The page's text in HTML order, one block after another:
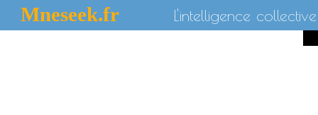
Mneseek.fr L'intelligence collective